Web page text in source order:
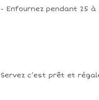
- Enfournez pendant 25
Servez c’est prêt et